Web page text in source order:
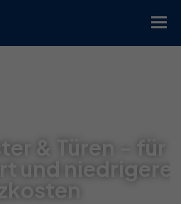
& Türen – für
und niedrigere